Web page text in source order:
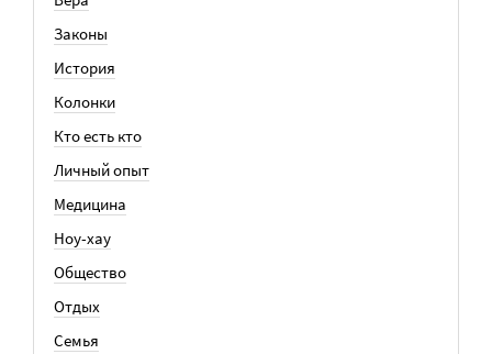
Законы
История
Колонки
Кто есть кто
Личный опыт
Медицина
Ноу-хау
Общество
Отдых
Семья